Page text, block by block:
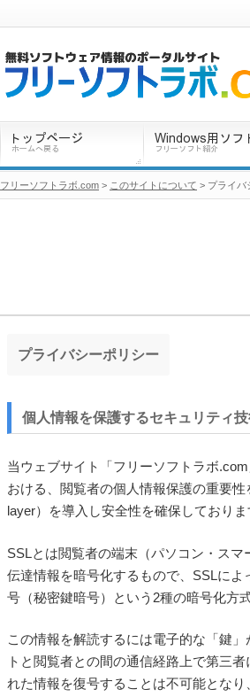
プライバシーポリシー
個人情報を保護するセキュリティ
当ウェブサイト「フリーソフトラボ
おける、閲覧者の個人情報保護の重要
layer）を導入し安全性を確保しておりま
SSLとは閲覧者の端末（パソコン・ス
伝達情報を暗号化するもので、SSLに
号（秘密鍵暗号）という2種の暗号化方
この情報を解読するには電子的な「鍵
トと閲覧者との間の通信経路上で第三
れた情報を復号することは不可能とな
フリーソフトラボ.com > このサイトについて > プライバ